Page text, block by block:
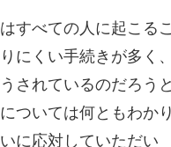
すべての人に起こる
にくい手続きが多く、
されているのだろう
ついては何ともわか
に応対していただい